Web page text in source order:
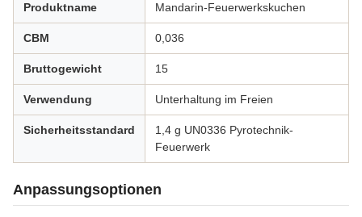
Produktname Mandarin-Feuerwerkskuchen
CBM 0,036
Bruttogewicht 15
Verwendung Unterhaltung im Freien
Sicherheitsstandard
1,4 g UN0336 Pyrotechnik-
Feuerwerk
Anpassungsoptionen